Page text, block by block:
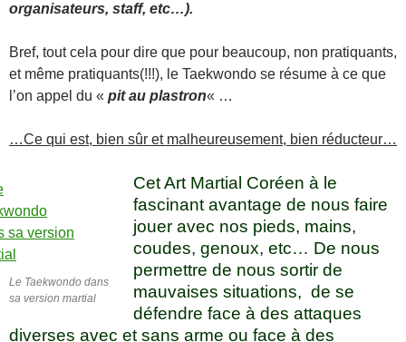
organisateurs, staff, etc…).
Bref, tout cela pour dire que pour beaucoup, non pratiquants,
et même pratiquants(!!!), le Taekwondo se résume à ce que
l’on appel du « pit au plastron« …
…Ce qui est, bien sûr et malheureusement, bien réducteur…
Le Taekwondo dans
sa version martial
Cet Art Martial Coréen à le
fascinant avantage de nous faire
jouer avec nos pieds, mains,
coudes, genoux, etc… De nous
permettre de nous sortir de
mauvaises situations, de se
défendre face à des attaques
diverses avec et sans arme ou face à des